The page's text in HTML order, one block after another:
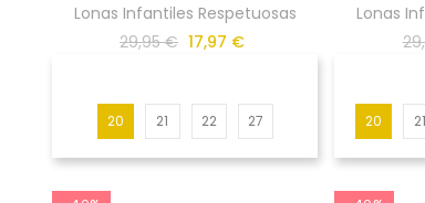
Lonas Infantiles Respetuosas
29,95 € 17,97 €
20 21 22 27
Lonas
20 21